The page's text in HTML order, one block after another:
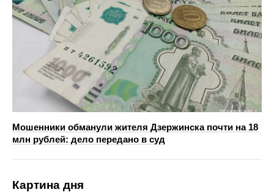
Мошенники обманули жителя Дзержинска почти на 18
млн рублей: дело передано в суд
Картина дня